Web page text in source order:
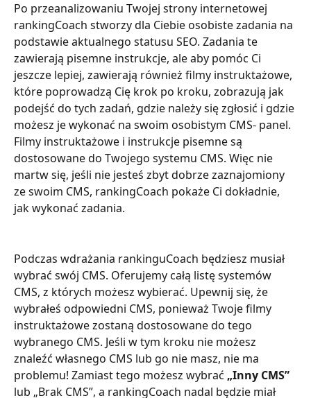
Po przeanalizowaniu Twojej strony internetowej
rankingCoach stworzy dla Ciebie osobiste zadania na
podstawie aktualnego statusu SEO. Zadania te
zawierają pisemne instrukcje, ale aby pomóc Ci
jeszcze lepiej, zawierają również filmy instruktażowe,
które poprowadzą Cię krok po kroku, zobrazują jak
podejść do tych zadań, gdzie należy się zgłosić i gdzie
możesz je wykonać na swoim osobistym CMS- panel.
Filmy instruktażowe i instrukcje pisemne są
dostosowane do Twojego systemu CMS. Więc nie
martw się, jeśli nie jesteś zbyt dobrze zaznajomiony
ze swoim CMS, rankingCoach pokaże Ci dokładnie,
jak wykonać zadania.
Podczas wdrażania rankinguCoach będziesz musiał
wybrać swój CMS. Oferujemy całą listę systemów
CMS, z których możesz wybierać. Upewnij się, że
wybrałeś odpowiedni CMS, ponieważ Twoje filmy
instruktażowe zostaną dostosowane do tego
wybranego CMS. Jeśli w tym kroku nie możesz
znaleźć własnego CMS lub go nie masz, nie ma
problemu! Zamiast tego możesz wybrać „Inny CMS”
lub „Brak CMS”, a rankingCoach nadal będzie miał